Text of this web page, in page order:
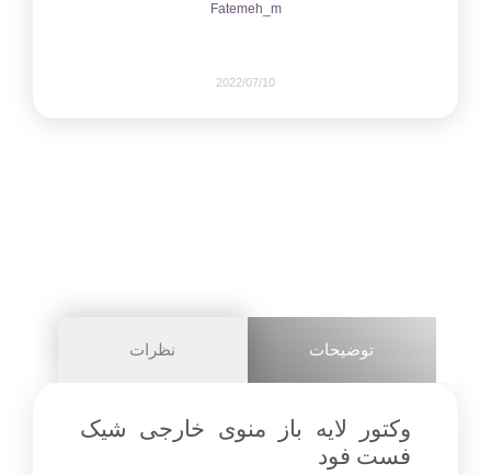
Fatemeh_m
2022/07/10
توضیحات نظرات
وکتور لایه باز منوی خارجی شیک
فست فود